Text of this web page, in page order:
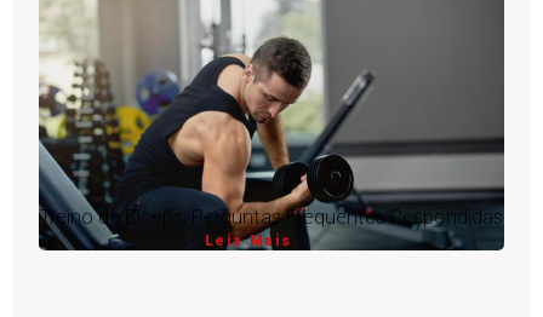
Treino de Bíceps: Perguntas Frequentes Respondidas
Leia Mais